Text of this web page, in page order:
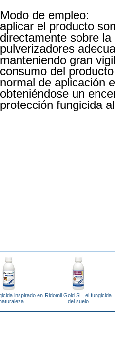
Modo de empleo:
aplicar el producto
directamente sobre
pulverizadores
manteniendo gran
consumo del
normal de aplicación
obteniéndose un
protección fungicida
inspirado en Ridomil Gold SL, el fungicida
del suelo